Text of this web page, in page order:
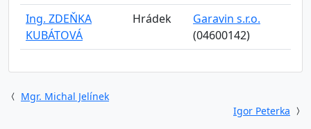
Ing. ZDEŇKA
KUBÁTOVÁ
Hrádek
Garavin s.r.o.
(04600142)
Mgr. Michal Jelínek
Igor Peterka